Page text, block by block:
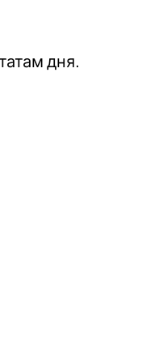
дня.​